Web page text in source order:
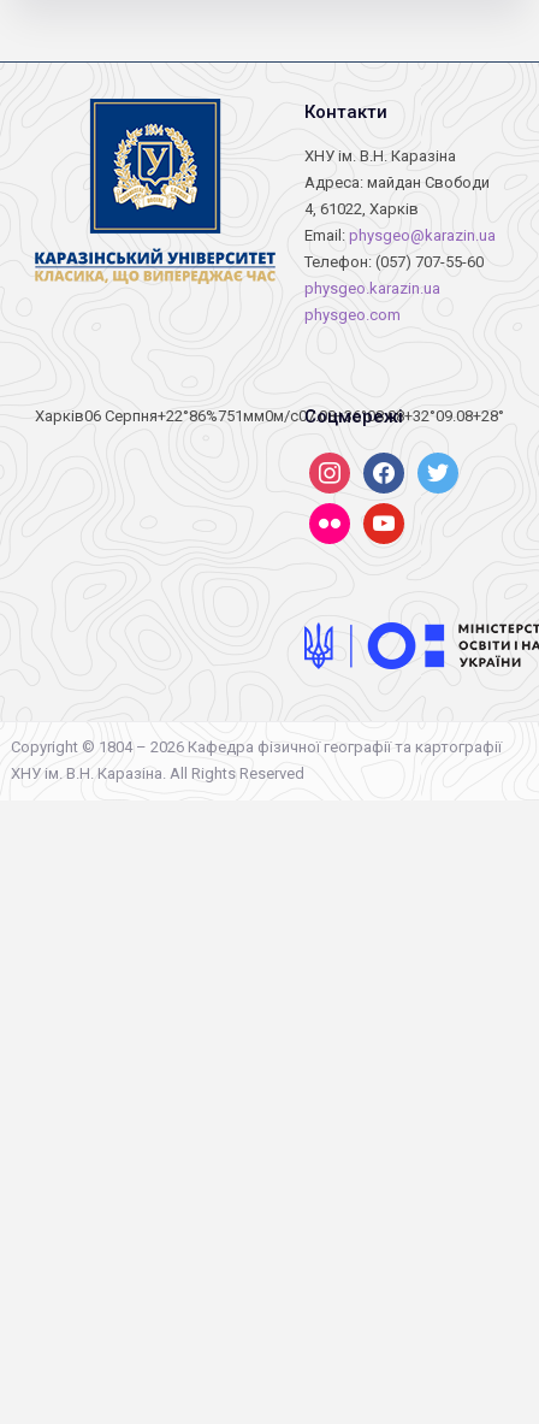
Контакти
ХНУ ім. В.Н. Каразіна
Адреса: майдан Свободи
4, 61022, Харків
Email: physgeo@karazin.ua
Телефон: (057) 707-55-60
physgeo.karazin.ua
physgeo.com
Харків06 Серпня+22°86%751мм0м/c07.08+36°08.08+32°09.08+28°
Соцмережі
instagramfacebooktwitter
flickr youtube
Copyright © 1804 – 2026 Кафедра фізичної географії та картографії
ХНУ ім. В.Н. Каразіна. All Rights Reserved